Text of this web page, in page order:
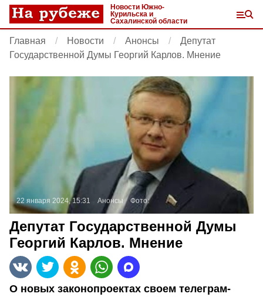
Новости Южно-
Курильска и
Сахалинской области
Главная Новости Анонсы
Депутат
Государственной Думы Георгий Карлов. Мнение
22 января 2024, 15:31 Анонсы Фото:
Депутат Государственной Думы
Георгий Карлов. Мнение
О новых законопроектах своем телеграм-